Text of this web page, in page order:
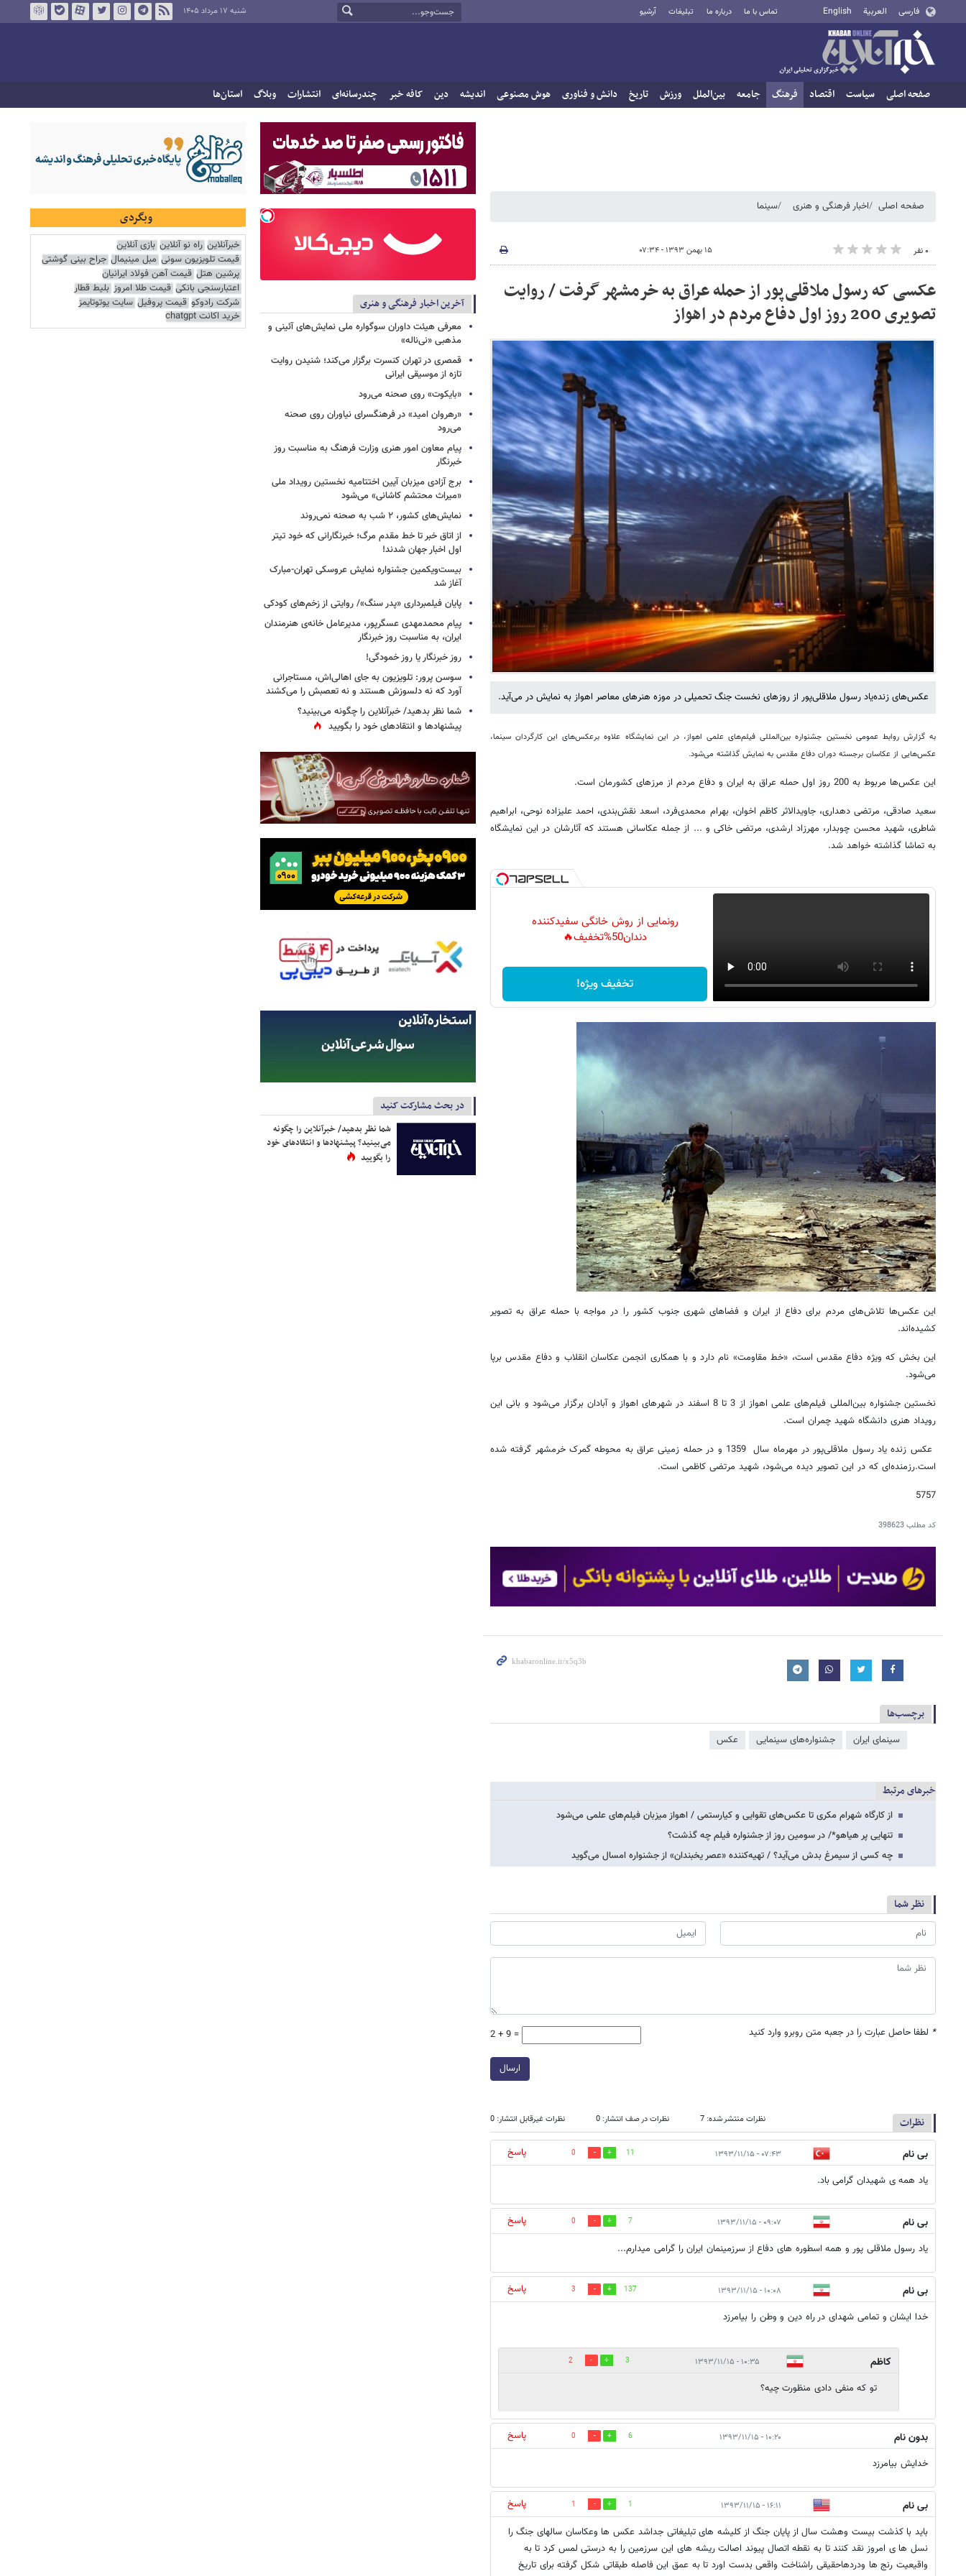
فارسی العربية English تماس با ما درباره ما تبلیغات آرشیو شنبه ۱۷ مرداد ۱۴۰۵
صفحه اصلی سیاست اقتصاد فرهنگ جامعه بین‌الملل ورزش تاریخ دانش و فناوری هوش مصنوعی اندیشه دین کافه خبر چندرسانه‌ای انتشارات وبلاگ استان‌ها
صفحه اصلی اخبار فرهنگی و هنری سینما
۰ نفر ۱۵ بهمن ۱۳۹۳ - ۰۷:۳۴
عکسی که رسول ملاقلی‌پور از حمله عراق به خرمشهر گرفت / روایت
تصویری 200 روز اول دفاع مردم در اهواز
عکس‌های زنده‌یاد رسول ملاقلی‌پور از روزهای نخست جنگ تحمیلی در موزه هنرهای معاصر اهواز به نمایش در می‌آید.
به گزارش روابط عمومی نخستین جشنواره بین‌المللی فیلم‌های علمی اهواز، در این نمایشگاه علاوه برعکس‌های این کارگردان سینما،
عکس‌هایی از عکاسان برجسته دوران دفاع مقدس به نمایش گذاشته می‌شود.
این عکس‌ها مربوط به 200 روز اول حمله عراق به ایران و دفاع مردم از مرزهای کشورمان است.
سعید صادقی، مرتضی دهداری، جاویدالاثر کاظم اخوان، بهرام محمدی‌فرد، اسعد نقش‌بندی، احمد علیزاده نوحی، ابراهیم
شاطری، شهید محسن چوبدار، مهرزاد ارشدی، مرتضی خاکی و ... از جمله عکاسانی هستند که آثارشان در این نمایشگاه
به تماشا گذاشته خواهد شد.
رونمایی از روش خانگی سفیدکننده
دندان50%تخفیف🔥
تخفیف ویژه!
این عکس‌ها تلاش‌های مردم برای دفاع از ایران و فضاهای شهری جنوب کشور را در مواجه با حمله عراق به تصویر
کشیده‌اند.
این بخش که ویژه دفاع مقدس است، «خط مقاومت» نام دارد و با همکاری انجمن عکاسان انقلاب و دفاع مقدس برپا
می‌شود.
نخستین جشنواره بین‌المللی فیلم‌های علمی اهواز از 3 تا 8 اسفند در شهرهای اهواز و آبادان برگزار می‌شود و بانی این
رویداد هنری دانشگاه شهید چمران است.
عکس زنده یاد رسول ملاقلی‌پور در مهرماه سال 1359 و در حمله زمینی عراق به محوطه گمرک خرمشهر گرفته شده
است.رزمنده‌ای که در این تصویر دیده می‌شود، شهید مرتضی کاظمی است.
5757
کد مطلب398623
برچسب‌ها
سینمای ایران جشنواره‌های سینمایی عکس
خبرهای مرتبط
از کارگاه شهرام مکری تا عکس‌های تقوایی و کیارستمی / اهواز میزبان فیلم‌های علمی می‌شود
تنهایی پر هیاهو*/ در سومین روز از جشنواره فیلم چه گذشت؟
چه کسی از سیمرغ بدش می‌آید؟ / تهیه‌کننده «عصر یخبندان» از جشنواره امسال می‌گوید
نظر شما
* لطفا حاصل عبارت را در جعبه متن روبرو وارد کنید 2 + 9 =
ارسال
نظرات نظرات منتشر شده: 7 نظرات در صف انتشار: 0 نظرات غیرقابل انتشار: 0
بی نام ۰۷:۴۳ - ۱۳۹۳/۱۱/۱۵ 11
0
پاسخ
یاد همه ی شهیدان گرامی باد.
بی نام ۰۹:۰۷ - ۱۳۹۳/۱۱/۱۵ 7
0
پاسخ
یاد رسول ملاقلی پور و همه اسطوره های دفاع از سرزمینمان ایران را گرامی میدارم...
بی نام ۱۰:۰۸ - ۱۳۹۳/۱۱/۱۵ 137
3
پاسخ
خدا ایشان و تمامی شهدای در راه دین و وطن را بیامرزد
کاظم ۱۰:۳۵ - ۱۳۹۳/۱۱/۱۵ 3
2
تو که منفی دادی منظورت چیه؟
بدون نام ۱۰:۲۰ - ۱۳۹۳/۱۱/۱۵ 6
0
پاسخ
خدايش بيامرزد
بی نام ۱۶:۱۱ - ۱۳۹۳/۱۱/۱۵ 1
1
پاسخ
باید با کذشت بیست وهشت سال از پایان جنگ از کلیشه های تبلیغاتی جداشد عکس ها وعکاسان سالهای جنگ را
نسل ها ی امروز نقد کنند تا به نقطه اتصال پیوند اصالت ریشه های این سرزمین را به درستی لمس کرد تا به
واقیعیت رنج ها ودردهاحقیقی راشناخت واقعی بدست اورد تا به عمق این فاصله طبقاتی شکل گرفته برای تاریخ
آخرین اخبار فرهنگی و هنری
معرفی هیئت داوران سوگواره ملی نمایش‌های آئینی و
مذهبی «نی‌ناله»
قمصری در تهران کنسرت برگزار می‌کند؛ شنیدن روایت
تازه از موسیقی ایرانی
«بایکوت» روی صحنه می‌رود
«رهروان امید» در فرهنگسرای نیاوران روی صحنه
می‌رود
پیام معاون امور هنری وزارت فرهنگ به مناسبت روز
خبرنگار
برج آزادی میزبان آیین اختتامیه نخستین رویداد ملی
«میراث محتشم کاشانی» می‌شود
نمایش‌های کشور، ٢ شب به صحنه نمی‌روند
از اتاق خبر تا خط مقدم مرگ؛ خبرنگارانی که خود تیتر
اول اخبار جهان شدند!
بیست‌ویکمین جشنواره نمایش عروسکی تهران-مبارک
آغاز شد
پایان فیلمبرداری «پدر سنگ»/ روایتی از زخم‌های کودکی
پیام محمدمهدی عسگرپور، مدیرعامل خانه‌ی هنرمندان
ایران، به مناسبت روز خبرنگار
روز خبرنگار یا روز خمودگی!
سوسن پرور: تلویزیون به جای اهالی‌اش، مستاجرانی
آورد که نه دلسوزش هستند و نه تعصبش را می‌کشند
شما نظر بدهید/ خبرآنلاین را چگونه می‌بینید؟
پیشنهادها و انتقادهای خود را بگویید
در بحث مشارکت کنید
شما نظر بدهید/ خبرآنلاین را چگونه
می‌بینید؟ پیشنهادها و انتقادهای خود
را بگویید
وبگردی
خبرآنلاین راه نو آنلاین بازی آنلاین
قیمت تلویزیون سونی مبل مینیمال جراح بینی گوشتی
پرشین هتل قیمت آهن فولاد ایرانیان
اعتبارسنجی بانکی قیمت طلا امروز بلیط قطار
شرکت رادوکو قیمت پروفیل سایت یوتوتایمز
خرید اکانت chatgpt